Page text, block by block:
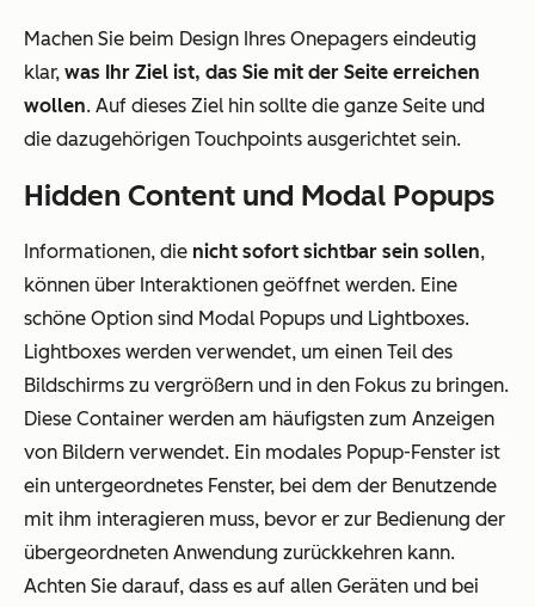
Machen Sie beim Design Ihres Onepagers eindeutig
klar, was Ihr Ziel ist, das Sie mit der Seite erreichen
wollen. Auf dieses Ziel hin sollte die ganze Seite und
die dazugehörigen Touchpoints ausgerichtet sein.
Hidden Content und Modal Popups
Informationen, die nicht sofort sichtbar sein sollen,
können über Interaktionen geöffnet werden. Eine
schöne Option sind Modal Popups und Lightboxes.
Lightboxes werden verwendet, um einen Teil des
Bildschirms zu vergrößern und in den Fokus zu bringen.
Diese Container werden am häufigsten zum Anzeigen
von Bildern verwendet. Ein modales Popup-Fenster ist
ein untergeordnetes Fenster, bei dem der Benutzende
mit ihm interagieren muss, bevor er zur Bedienung der
übergeordneten Anwendung zurückkehren kann.
Achten Sie darauf, dass es auf allen Geräten und bei